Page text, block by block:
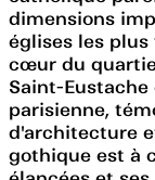
dimensions
églises les plus
cœur du
Saint-
parisienne,
d'architecture
gothique est à